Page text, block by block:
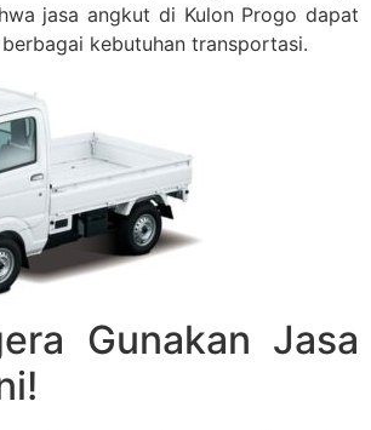
jasa angkut di Kulon Progo dapat
kebutuhan transportasi.
Gunakan Jasa